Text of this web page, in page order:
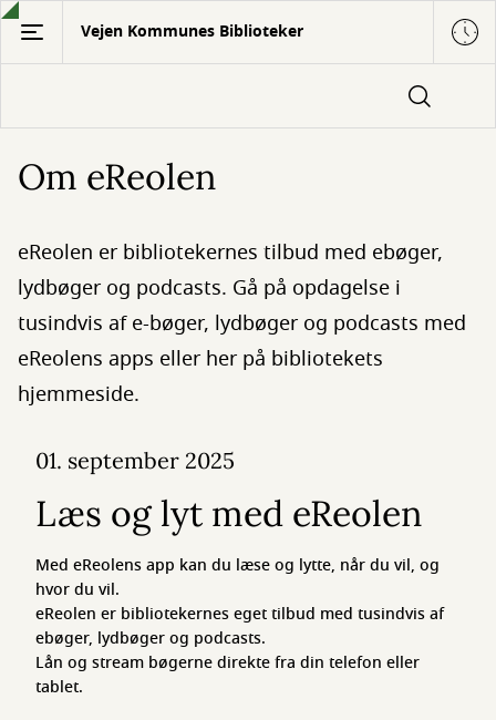
Gå
hovedindhold
Vejen Kommunes Biblioteker
Om eReolen
eReolen er bibliotekernes tilbud med ebøger,
lydbøger og podcasts. Gå på opdagelse i
tusindvis af e-bøger, lydbøger og podcasts med
eReolens apps eller her på bibliotekets
hjemmeside.
01. september 2025
Læs og lyt med eReolen
Med eReolens app kan du læse og lytte, når du vil, og
hvor du vil.
eReolen er bibliotekernes eget tilbud med tusindvis af
ebøger, lydbøger og podcasts.
Lån og stream bøgerne direkte fra din telefon eller
tablet.